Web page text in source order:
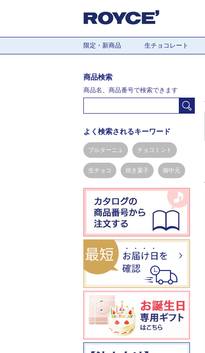
限定・新商品 生チョコレート
商品検索
商品名、商品番号で検索できます
よく検索されるキーワード
ブルターニュ チョコミント
生チョコ 焼き菓子 御中元